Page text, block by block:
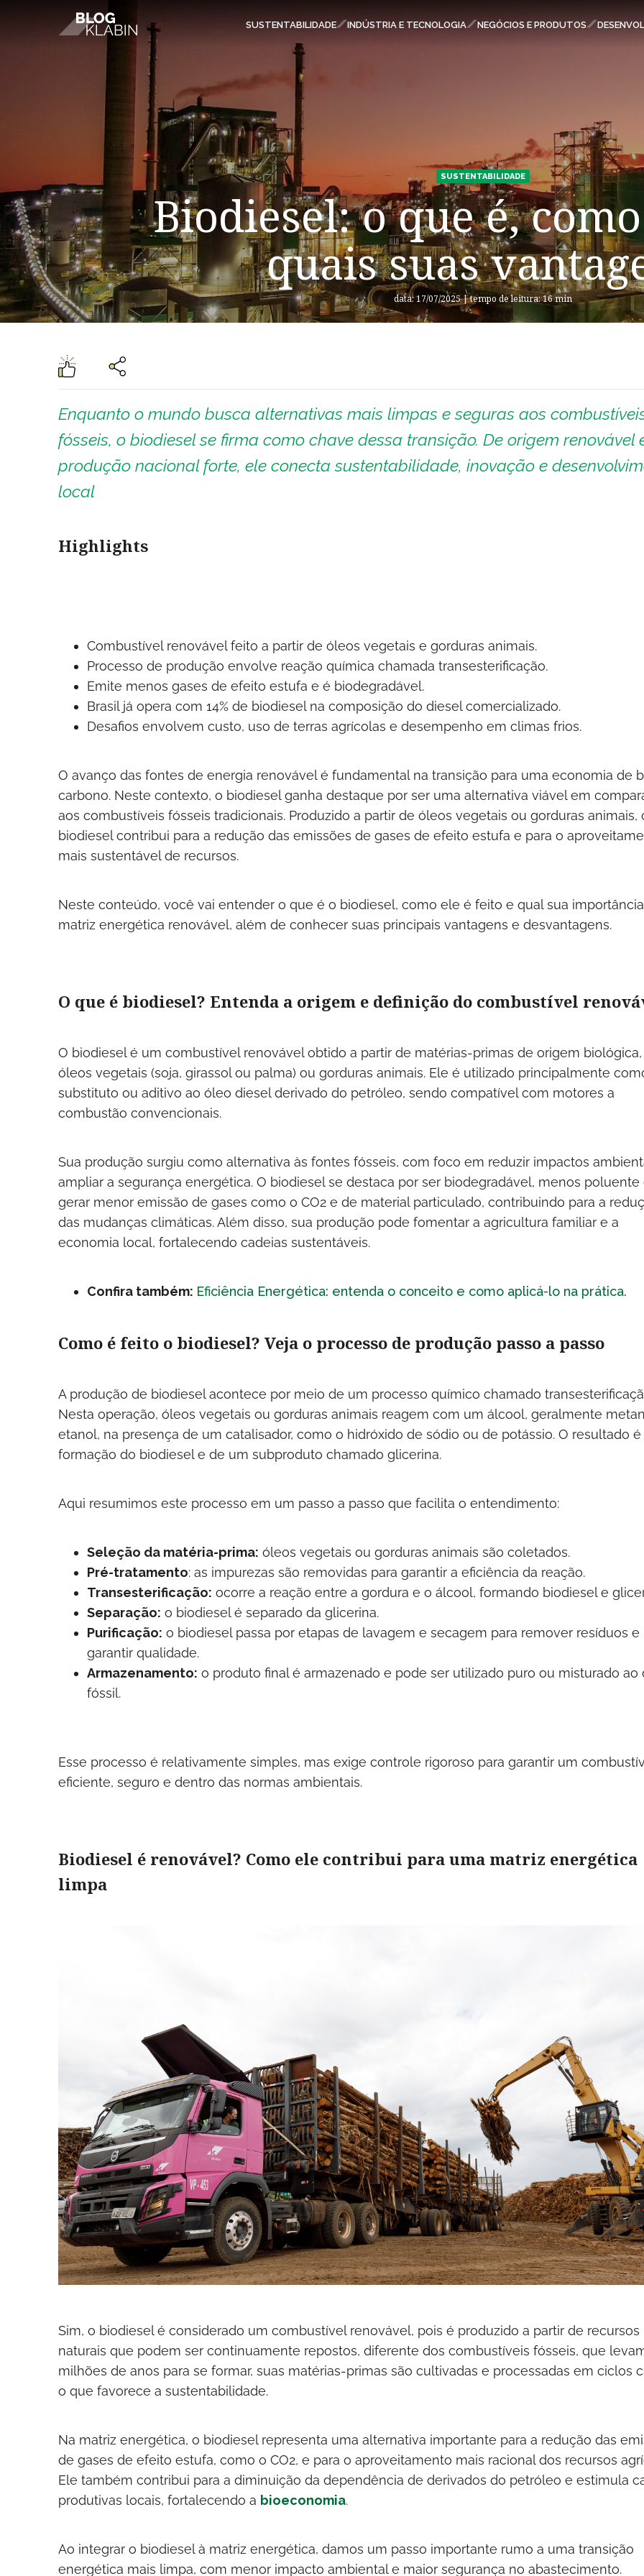
Pular para o Conteúdo principal
SUSTENTABILIDADE INDÚSTRIA E TECNOLOGIA NEGÓCIOS E PRODUTOS
ESPAÇOS KLABIN
Plante com a Klabin
Klabin ForYou
Relações com Investidores
Todas Florestas Importam
Programa Caiubi
Inova Klabin
SUSTENTABILIDADE
Biodiesel: o que é,
quais suas
data: 17/07/2025 | tempo de leitura: 16 min
Enquanto o mundo busca alternativas mais limpas e seguras aos
fósseis, o biodiesel se firma como chave dessa transição. De origem renovável
produção nacional forte, ele conecta sustentabilidade, inovação e
local
Highlights
Combustível renovável feito a partir de óleos vegetais e gorduras animais.
Processo de produção envolve reação química chamada transesterificação.
Emite menos gases de efeito estufa e é biodegradável.
Brasil já opera com 14% de biodiesel na composição do diesel comercializado.
Desafios envolvem custo, uso de terras agrícolas e desempenho em climas frios.
O avanço das fontes de energia renovável é fundamental na transição para uma economia de
carbono. Neste contexto, o biodiesel ganha destaque por ser uma alternativa viável em
aos combustíveis fósseis tradicionais. Produzido a partir de óleos vegetais ou gorduras animais,
biodiesel contribui para a redução das emissões de gases de efeito estufa e para o
mais sustentável de recursos.
Neste conteúdo, você vai entender o que é o biodiesel, como ele é feito e qual sua
matriz energética renovável, além de conhecer suas principais vantagens e desvantagens.
O que é biodiesel? Entenda a origem e definição do combustível
O biodiesel é um combustível renovável obtido a partir de matérias-primas de origem
óleos vegetais (soja, girassol ou palma) ou gorduras animais. Ele é utilizado principalmente
substituto ou aditivo ao óleo diesel derivado do petróleo, sendo compatível com motores a
combustão convencionais.
Sua produção surgiu como alternativa às fontes fósseis, com foco em reduzir impactos
ampliar a segurança energética. O biodiesel se destaca por ser biodegradável, menos poluente
gerar menor emissão de gases como o CO2 e de material particulado, contribuindo para a
das mudanças climáticas. Além disso, sua produção pode fomentar a agricultura familiar e a
economia local, fortalecendo cadeias sustentáveis.
Confira também: Eficiência Energética: entenda o conceito e como aplicá-lo na prática.
Como é feito o biodiesel? Veja o processo de produção passo a passo
A produção de biodiesel acontece por meio de um processo químico chamado
Nesta operação, óleos vegetais ou gorduras animais reagem com um álcool, geralmente
etanol, na presença de um catalisador, como o hidróxido de sódio ou de potássio. O resultado é
formação do biodiesel e de um subproduto chamado glicerina.
Aqui resumimos este processo em um passo a passo que facilita o entendimento:
Seleção da matéria-prima: óleos vegetais ou gorduras animais são coletados.
Pré-tratamento: as impurezas são removidas para garantir a eficiência da reação.
Transesterificação: ocorre a reação entre a gordura e o álcool, formando biodiesel e
Separação: o biodiesel é separado da glicerina.
Purificação: o biodiesel passa por etapas de lavagem e secagem para remover resíduos e
garantir qualidade.
Armazenamento: o produto final é armazenado e pode ser utilizado puro ou misturado ao
fóssil.
Esse processo é relativamente simples, mas exige controle rigoroso para garantir um
eficiente, seguro e dentro das normas ambientais.
Biodiesel é renovável? Como ele contribui para uma matriz energética
limpa
Sim, o biodiesel é considerado um combustível renovável, pois é produzido a partir de recursos
naturais que podem ser continuamente repostos, diferente dos combustíveis fósseis, que
milhões de anos para se formar, suas matérias-primas são cultivadas e processadas em ciclos
o que favorece a sustentabilidade.
Na matriz energética, o biodiesel representa uma alternativa importante para a redução das
de gases de efeito estufa, como o CO2, e para o aproveitamento mais racional dos recursos
Ele também contribui para a diminuição da dependência de derivados do petróleo e estimula
produtivas locais, fortalecendo a bioeconomia.
Ao integrar o biodiesel à matriz energética, damos um passo importante rumo a uma transição
energética mais limpa, com menor impacto ambiental e maior segurança no abastecimento.